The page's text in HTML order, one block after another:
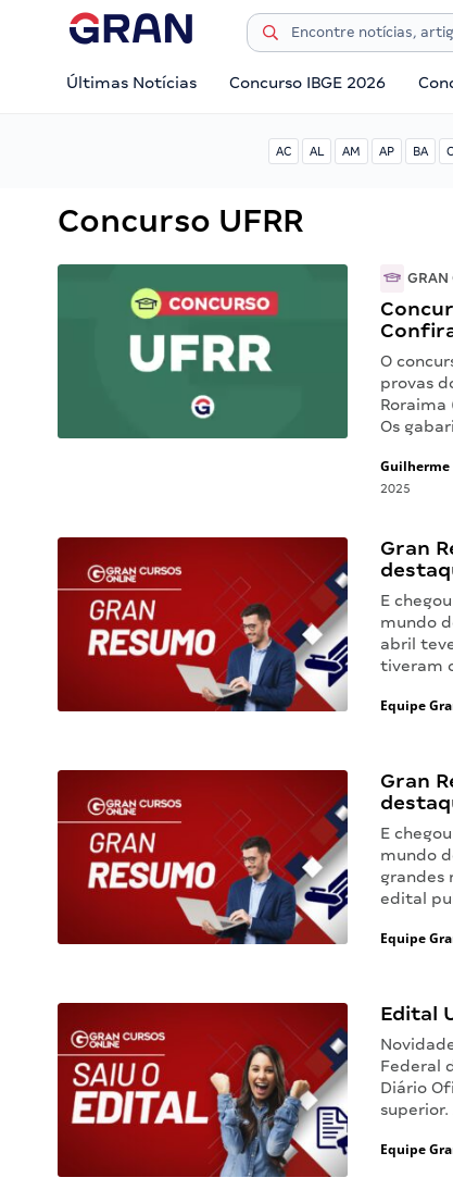
Últimas Notícias Concurso IBGE 2026
AC AL AM AP BA
Concurso UFRR
GRAN
O
provas
Roraima
Os
Guilherme
2025
Gran
E
mundo
abril
tiveram
Equipe
Gran
E
mundo
grandes
edital
Equipe
Edital
Federal
Diário
Equipe